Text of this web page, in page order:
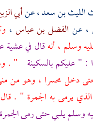
الليث بن سعد، عنأبي
، عن الفضل بن عباس ،
وسلم ، أنهقال في عشية
" عليكم بالسكينة " .
حتى دخل محسرا ، وهو من
يرمى به الجمرة " .
وسلم يلبي حتى رمى الجمرة